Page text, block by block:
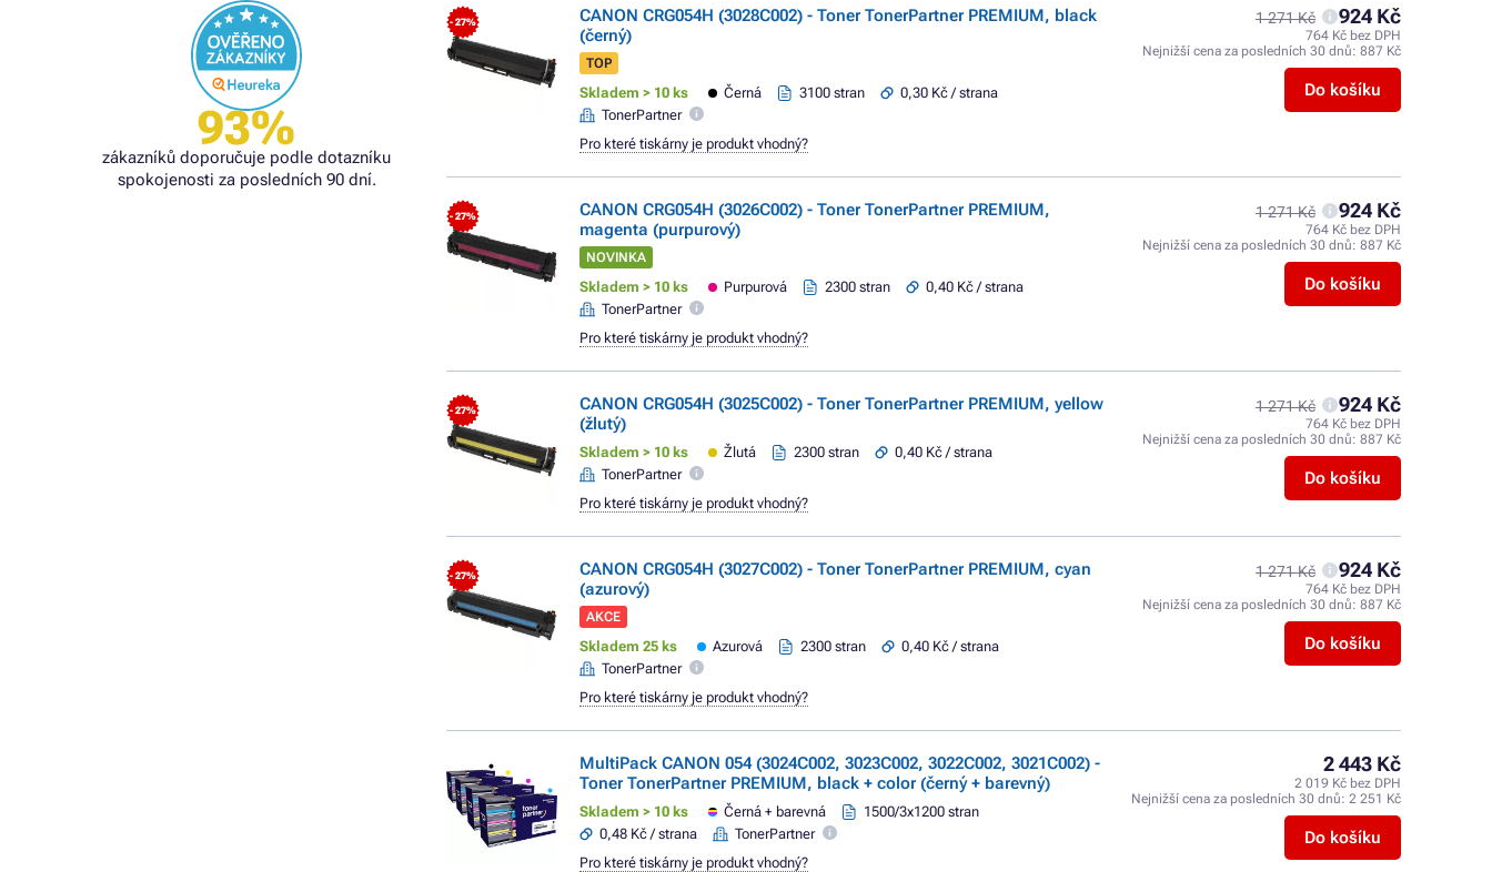
93%
zákazníků doporučuje podle dotazníku
spokojenosti za posledních 90 dní.
- 27%
CANON CRG054H (3028C002) - Toner TonerPartner PREMIUM, black
(černý)
TOP
Skladem > 10 ks Černá 3100 stran
0,30 Kč / strana
TonerPartner
1 271 Kč 924 Kč
764 Kč bez DPH
Nejnižší cena za posledních 30 dnů: 887 Kč
Do košíku
Pro které tiskárny je produkt vhodný?
- 27%
CANON CRG054H (3026C002) - Toner TonerPartner PREMIUM,
magenta (purpurový)
NOVINKA
Skladem > 10 ks Purpurová 2300 stran
0,40 Kč / strana
TonerPartner
1 271 Kč 924 Kč
764 Kč bez DPH
Nejnižší cena za posledních 30 dnů: 887 Kč
Do košíku
Pro které tiskárny je produkt vhodný?
- 27%
CANON CRG054H (3025C002) - Toner TonerPartner PREMIUM, yellow
(žlutý)
Skladem > 10 ks Žlutá 2300 stran
0,40 Kč / strana
TonerPartner
1 271 Kč 924 Kč
764 Kč bez DPH
Nejnižší cena za posledních 30 dnů: 887 Kč
Do košíku
Pro které tiskárny je produkt vhodný?
- 27%
CANON CRG054H (3027C002) - Toner TonerPartner PREMIUM, cyan
(azurový)
AKCE
Skladem 25 ks Azurová 2300 stran
0,40 Kč / strana
TonerPartner
1 271 Kč 924 Kč
764 Kč bez DPH
Nejnižší cena za posledních 30 dnů: 887 Kč
Do košíku
Pro které tiskárny je produkt vhodný?
MultiPack CANON 054 (3024C002, 3023C002, 3022C002, 3021C002) -
Toner TonerPartner PREMIUM, black + color (černý + barevný)
Skladem > 10 ks Černá + barevná
1500/3x1200 stran
0,48 Kč / strana
TonerPartner
2 443 Kč
2 019 Kč bez DPH
Nejnižší cena za posledních 30 dnů: 2 251 Kč
Do košíku
Pro které tiskárny je produkt vhodný?